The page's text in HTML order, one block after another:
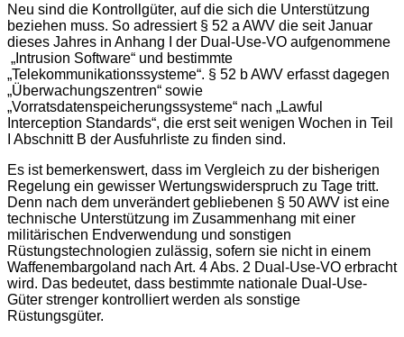
Neu sind die Kontrollgüter, auf die sich die Unterstützung
beziehen muss. So adressiert § 52 a AWV die seit Januar
dieses Jahres in Anhang I der Dual-Use-VO aufgenommene
„Intrusion Software“ und bestimmte
„Telekommunikationssysteme“. § 52 b AWV erfasst dagegen
„Überwachungszentren“ sowie
„Vorratsdatenspeicherungssysteme“ nach „Lawful
Interception Standards“, die erst seit wenigen Wochen in Teil
I Abschnitt B der Ausfuhrliste zu finden sind.
Es ist bemerkenswert, dass im Vergleich zu der bisherigen
Regelung ein gewisser Wertungswiderspruch zu Tage tritt.
Denn nach dem unverändert gebliebenen § 50 AWV ist eine
technische Unterstützung im Zusammenhang mit einer
militärischen Endverwendung und sonstigen
Rüstungstechnologien zulässig, sofern sie nicht in einem
Waffenembargoland nach Art. 4 Abs. 2 Dual-Use-VO erbracht
wird. Das bedeutet, dass bestimmte nationale Dual-Use-
Güter strenger kontrolliert werden als sonstige
Rüstungsgüter.